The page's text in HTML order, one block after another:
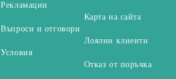
Рекламации
Въпроси и отговори
Условия
Карта на сайта
Лоялни клиенти
Отказ от поръчка